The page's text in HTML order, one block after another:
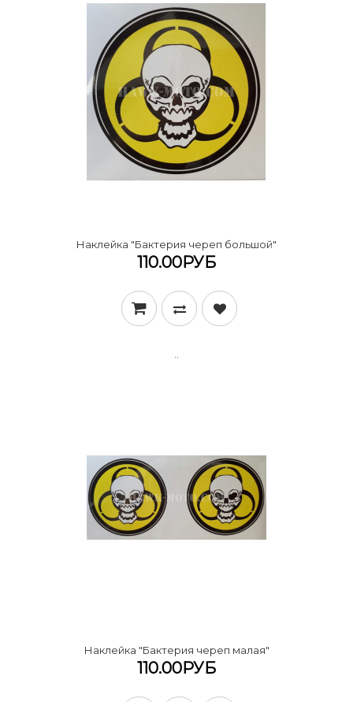
Наклейка "Бактерия череп большой"
110.00РУБ
Наклейка "Бактерия череп малая"
110.00РУБ